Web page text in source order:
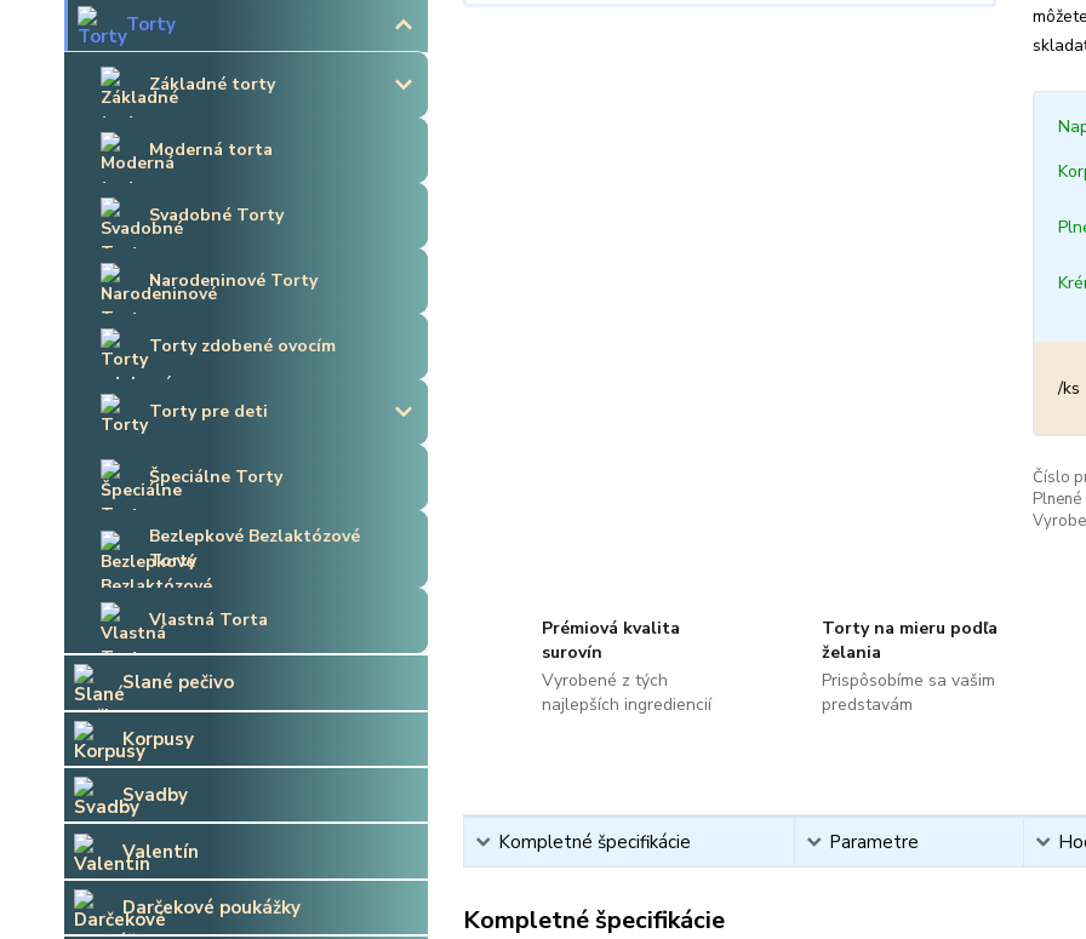
Torty
Základné torty
Moderná torta
Svadobné Torty
Narodeninové Torty
Torty zdobené ovocím
Torty pre deti
Špeciálne Torty
Bezlepkové Bezlaktózové
Torty
Vlastná Torta
Slané pečivo
Korpusy
Svadby
Valentín
Darčekové poukážky
/ks
Číslo
Prémiová kvalita
surovín
Vyrobené z tých
najlepších ingrediencií
Torty na mieru podľa
želania
Prispôsobíme sa vašim
predstavám
Kompletné špecifikácie Parametre
Kompletné špecifikácie